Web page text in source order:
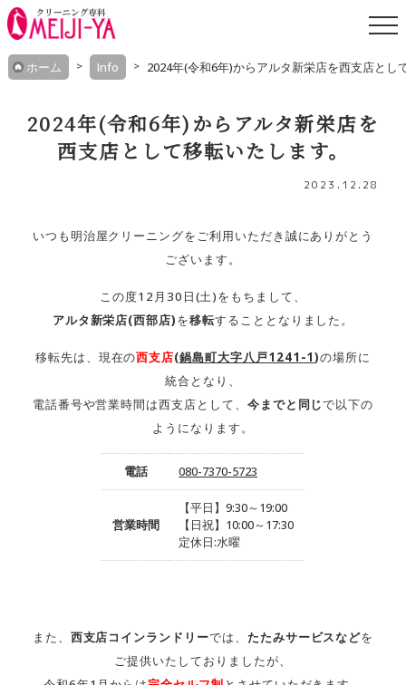
Skip
to
ホーム Info 2024年(令和6年)からアルタ新栄店を西支店とし
2024年(令和6年)からアルタ新栄店を
西支店として移転いたします。
2023.12.28
いつも明治屋クリーニングをご利用いただき誠にありがとう
ございます。
この度12月30日(土)をもちまして、
アルタ新栄店(西部店)を移転することとなりました。
移転先は、現在の西支店(鍋島町大字八戸1241-1)の場所に
統合となり、
電話番号や営業時間は西支店として、 今までと同じで以下の
ようになります。
電話 080-7370-5723
営業時間
【平日】9:30～19:00
【日祝】10:00～17:30
定休日:水曜
また、 西支店コインランドリーでは、 たたみサービスなどを
ご提供いたしておりましたが、